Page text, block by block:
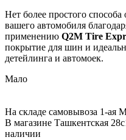
Нет более простого
вашего автомобиля
применению Q2M Tire
покрытие для шин и
детейлинга и автомоек.
Мало
На складе самовывоза 1-ая
В магазине Ташкентская
наличии